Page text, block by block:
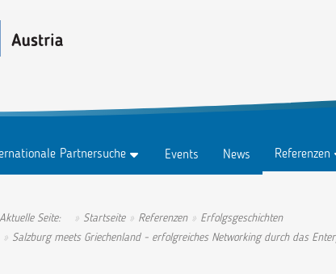
Partnersuche
Abo
Events News Referenzen
Aktuelle Seite: Startseite Referenzen
Erfolgsgeschichten
Salzburg meets Griechenland - erfolgreiches Networking durch das